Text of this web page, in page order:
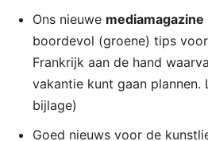
Ons nieuwe mediamagazine
boordevol (groene) tips
Frankrijk aan de hand
vakantie kunt gaan plannen.
bijlage)
Goed nieuws voor de